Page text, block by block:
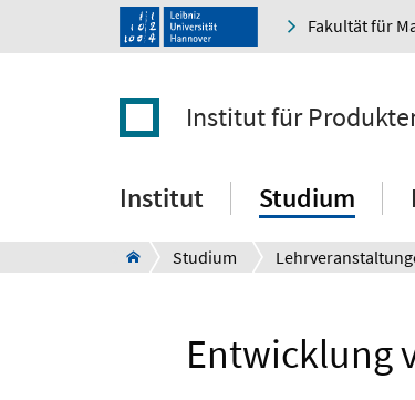
Fakultät für
Institut für
Institut Studium
Studium
Entwicklung